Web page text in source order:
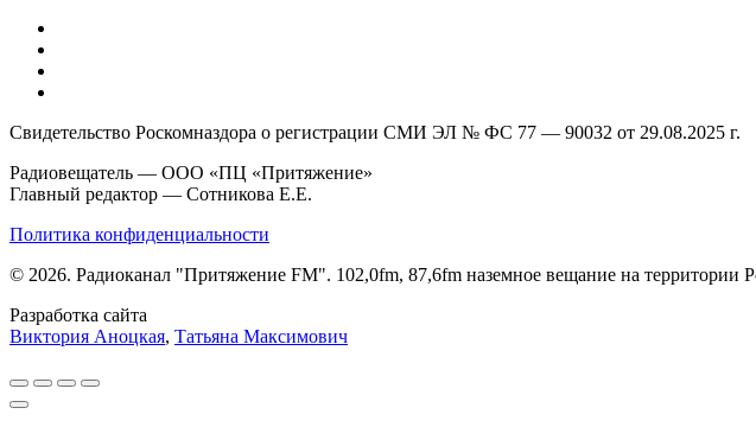
Свидетельство Роскомназдора о регистрации СМИ ЭЛ № ФС 77 — 90032 от 29.08.2025 г.
Радиовещатель — ООО «ПЦ «Притяжение»
Главный редактор — Сотникова Е.Е.
Политика конфиденциальности
© 2026. Радиоканал "Притяжение FM". 102,0fm, 87,6fm наземное вещание на территории
Разработка сайта
Виктория Аноцкая, Татьяна Максимович